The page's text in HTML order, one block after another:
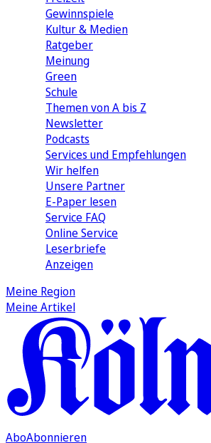
Gewinnspiele
Kultur & Medien
Ratgeber
Meinung
Green
Schule
Themen von A bis Z
Newsletter
Podcasts
Services und Empfehlungen
Wir helfen
Unsere Partner
E-Paper lesen
Service FAQ
Online Service
Leserbriefe
Anzeigen
Meine Region
Meine Artikel
AboAbonnieren